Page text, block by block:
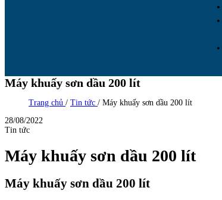
Máy khuấy sơn dầu 200 lít
Trang chủ / Tin tức / Máy khuấy sơn dầu 200 lít
28/08/2022
Tin tức
Máy khuấy sơn dầu 200 lít
Máy khuấy sơn dầu 200 lít